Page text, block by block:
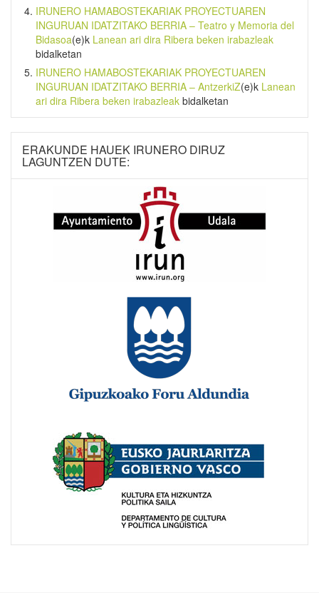
IRUNERO HAMABOSTEKARIAK PROYECTUAREN
INGURUAN IDATZITAKO BERRIA – Teatro y Memoria del
Bidasoa(e)k Lanean ari dira Ribera beken irabazleak
bidalketan
IRUNERO HAMABOSTEKARIAK PROYECTUAREN
INGURUAN IDATZITAKO BERRIA – AntzerkiZ(e)k Lanean
ari dira Ribera beken irabazleak bidalketan
ERAKUNDE HAUEK IRUNERO DIRUZ
LAGUNTZEN DUTE: